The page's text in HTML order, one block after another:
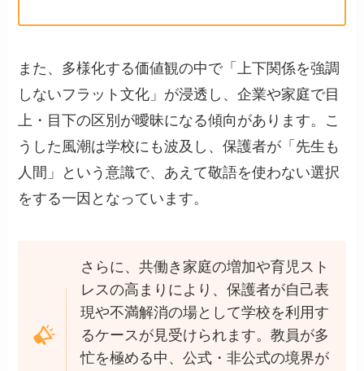
また、多様化する価値観の中で「上下関係を強調
しないフラット文化」が浸透し、企業や家庭で目
上・目下の区別が曖昧になる傾向があります。こ
うした風潮は学校にも波及し、保護者が「先生も
人間」という意識で、あえて敬語を使わない選択
をする一因となっています。
さらに、共働き家庭の増加や育児スト
レスの高まりにより、保護者が自己表
現や不満解消の場として学校を利用す
るケースが見受けられます。教員が多
忙を極める中、公式・非公式の境界が